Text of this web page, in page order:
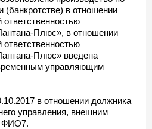
(банкротстве) в отношении
Плюс», в отношении
Плюс» введена
управляющим
в отношении должника
управления, внешним
ФИО7.